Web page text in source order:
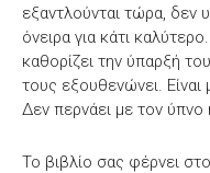
εξαντλούνται τώρα, δεν
όνειρα για κάτι
καθορίζει την ύπαρξή
τους εξουθενώνει.
Δεν περνάει με τον
Το βιβλίο σας φέρνει